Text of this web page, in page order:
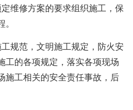
修方案的要求组织施工，保
范，文明施工规定，防火安
工的各项规定，落实各项现场
施工相关的安全责任事故，后